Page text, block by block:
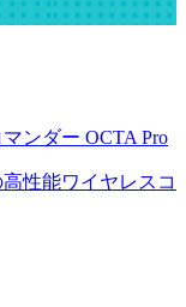
ンダー OCTA Pro
性能ワイヤレスコ